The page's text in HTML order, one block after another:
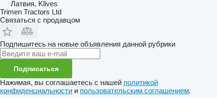
Латвия, Klives
Trimen Tractors Ltd
Связаться с продавцом
Подпишитесь на новые объявления данной рубрики
Подписаться
Нажимая, вы соглашаетесь с нашей политикой
конфиденциальности и пользовательским соглашением.